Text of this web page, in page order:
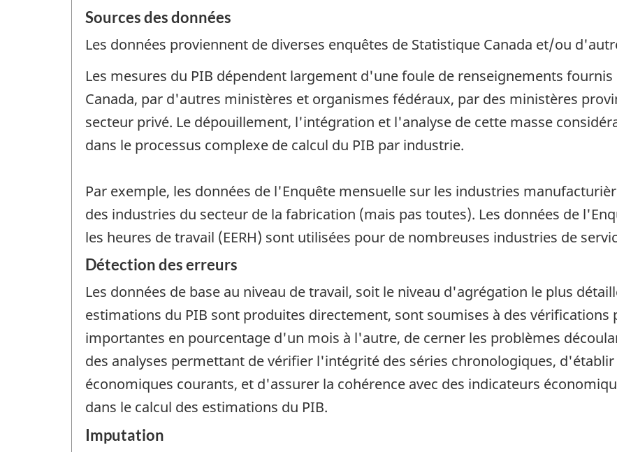
Sources des données
Les données proviennent de diverses enquêtes de Statistique Canada et/ou
Les mesures du PIB dépendent largement d'une foule de renseignements
Canada, par d'autres ministères et organismes fédéraux, par des ministères
secteur privé. Le dépouillement, l'intégration et l'analyse de cette masse
dans le processus complexe de calcul du PIB par industrie.
Par exemple, les données de l'Enquête mensuelle sur les industries
des industries du secteur de la fabrication (mais pas toutes). Les données de
les heures de travail (EERH) sont utilisées pour de nombreuses industries de
Détection des erreurs
Les données de base au niveau de travail, soit le niveau d'agrégation le plus
estimations du PIB sont produites directement, sont soumises à des
importantes en pourcentage d'un mois à l'autre, de cerner les problèmes
des analyses permettant de vérifier l'intégrité des séries chronologiques, d'établir
économiques courants, et d'assurer la cohérence avec des indicateurs
dans le calcul des estimations du PIB.
Imputation